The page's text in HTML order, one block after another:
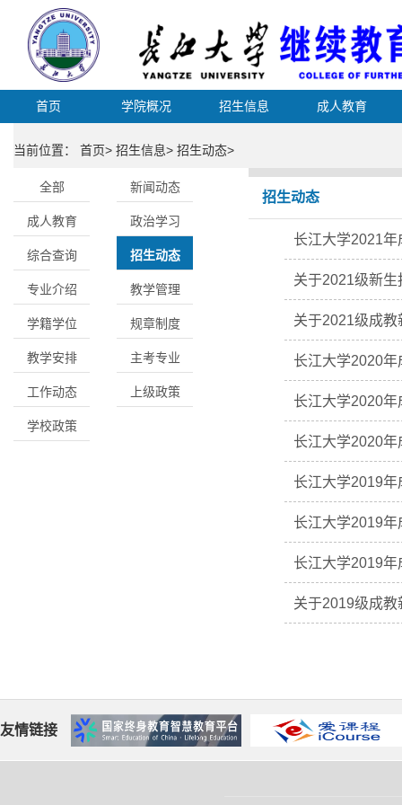
首页 学院概况 招生信息 成人教育
当前位置： 首页> 招生信息> 招生动态>
全部 新闻动态
成人教育 政治学习
综合查询 招生动态
专业介绍 教学管理
学籍学位 规章制度
教学安排 主考专业
工作动态 上级政策
学校政策
招生动态
长江大学2021
关于2021级新
关于2021级成
长江大学2020
长江大学2020
长江大学2020
长江大学2019
长江大学2019
长江大学2019
关于2019级成
友情链接